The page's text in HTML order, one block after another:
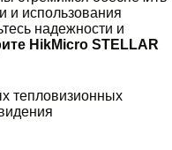
и использования
надежности и
HikMicro STELLAR
тепловизионных